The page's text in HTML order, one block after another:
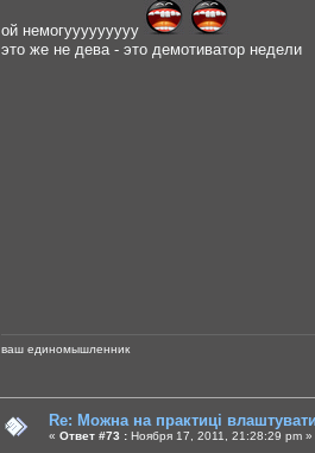
ой немогууууууууу
это же не дева - это демотиватор недели
ваш единомышленник
Re: Можна на практиці
« Ответ #73 : Ноября 17, 2011, 21:28:29 pm »